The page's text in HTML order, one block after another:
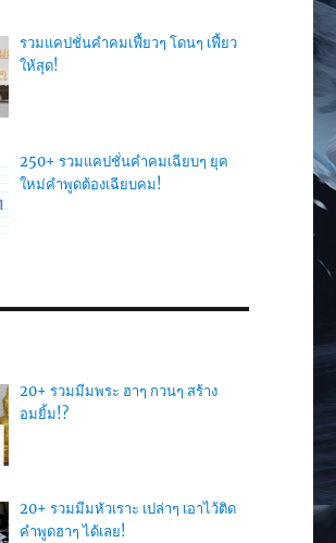
รวมแคปชั่นคำคมเฟี้ยวๆ โดนๆ เฟี้ยว
ให้สุด!
250+ รวมแคปชั่นคำคมเฉียบๆ ยุค
ใหม่คำพูดต้องเฉียบคม!
20+ รวมมีมพระ ฮาๆ กวนๆ สร้าง
อมยิ้ม!?
20+ รวมมีมหัวเราะ เปล่าๆ เอาไว้ติด
คำพูดฮาๆ ได้เลย!